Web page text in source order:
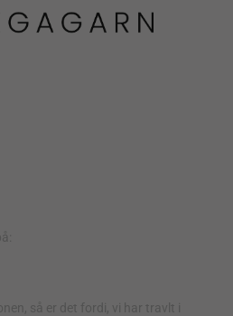
så er det fordi, vi har travlt i